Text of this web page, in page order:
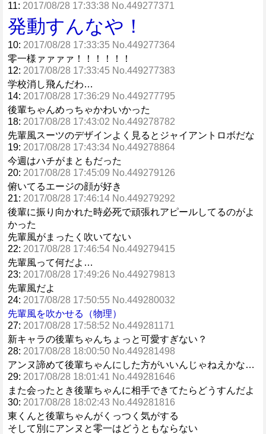
11: 2017/08/28 17:33:38 No.449277371
発動すんなや！
10: 2017/08/28 17:33:35 No.449277364
零一様ァァァァ！！！！！！
12: 2017/08/28 17:33:45 No.449277383
学校消し飛んだわ…
14: 2017/08/28 17:36:29 No.449277795
後輩ちゃんめっちゃかわいかった
18: 2017/08/28 17:43:02 No.449278782
先輩風スーツのデザインよく見るとジャイアントロボだな
19: 2017/08/28 17:43:34 No.449278864
今週はハチがまともだった
20: 2017/08/28 17:45:09 No.449279126
俯いてるエージの顔が好き
21: 2017/08/28 17:46:14 No.449279292
後輩に振り向かれた時必死で頑張れアピールしてるのがよ
かった
先輩風がまったく吹いてない
22: 2017/08/28 17:46:54 No.449279415
先輩風って何だよ…
23: 2017/08/28 17:49:26 No.449279813
先輩風だよ
24: 2017/08/28 17:50:55 No.449280032
先輩風を吹かせる（物理）
27: 2017/08/28 17:58:52 No.449281171
新キャラの後輩ちゃんちょっと可愛すぎない？
28: 2017/08/28 18:00:50 No.449281498
アンヌ諦めて後輩ちゃんにした方がいいんじゃねえかな…
29: 2017/08/28 18:01:41 No.449281646
また会ったとき後輩ちゃんに相手できてたらどうすんだよ
30: 2017/08/28 18:02:43 No.449281816
東くんと後輩ちゃんがくっつく気がする
そして別にアンヌと零一はどうともならない